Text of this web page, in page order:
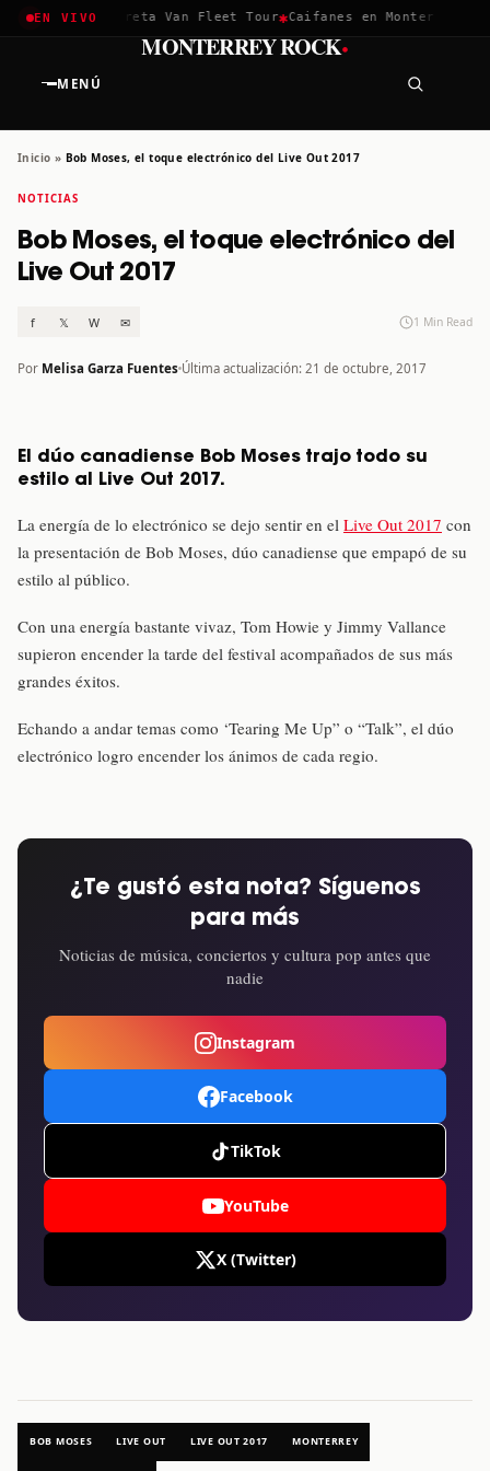
EN VIVO
2026✱ Greta Van Fleet Tour✱ Caifanes en Monterrey · 12
MENÚ
MONTERREY ROCK·
Inicio » Bob Moses, el toque electrónico del Live Out 2017
NOTICIAS
Bob Moses, el toque electrónico del
Live Out 2017
f 𝕏 W ✉ 1 Min Read
Por Melisa Garza Fuentes Última actualización: 21 de octubre, 2017
El dúo canadiense Bob Moses trajo todo su
estilo al Live Out 2017.
La energía de lo electrónico se dejo sentir en el Live Out 2017 con
la presentación de Bob Moses, dúo canadiense que empapó de su
estilo al público.
Con una energía bastante vivaz, Tom Howie y Jimmy Vallance
supieron encender la tarde del festival acompañados de sus más
grandes éxitos.
Echando a andar temas como ‘Tearing Me Up” o “Talk”, el dúo
electrónico logro encender los ánimos de cada regio.
¿Te gustó esta nota? Síguenos
para más
Noticias de música, conciertos y cultura pop antes que
nadie
Instagram
Facebook
TikTok
YouTube
X (Twitter)
BOB MOSES LIVE OUT LIVE OUT 2017 MONTERREY